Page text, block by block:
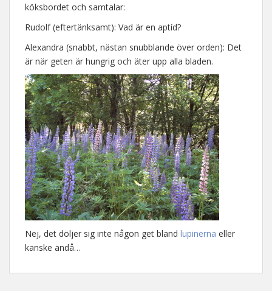
köksbordet och samtalar:
Rudolf (eftertänksamt): Vad är en aptíd?
Alexandra (snabbt, nästan snubblande över orden): Det
är när geten är hungrig och äter upp alla bladen.
Nej, det döljer sig inte någon get bland lupinerna eller
kanske ändå…